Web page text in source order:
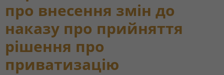
про внесення змін до
наказу про прийняття
рішення про
приватизацію